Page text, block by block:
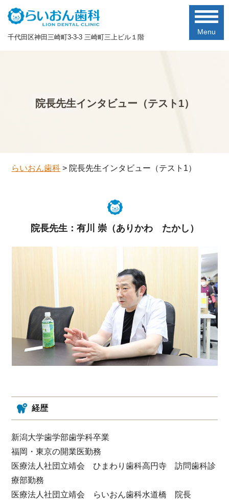
Menu
千代田区神田三崎町3-3-3 三崎町三上ビル１階
院長先生インタビュー（テスト1）
らいおん歯科 > 院長先生インタビュー（テスト1）
院長先生：有川 崇（ありかわ たかし）
経歴
新潟大学歯学部歯学科卒業
福岡・東京の開業医勤務
医療法人社団立靖会 ひまわり歯科高円寺 訪問歯科診
療部勤務
医療法人社団立靖会 らいおん歯科水道橋 院長